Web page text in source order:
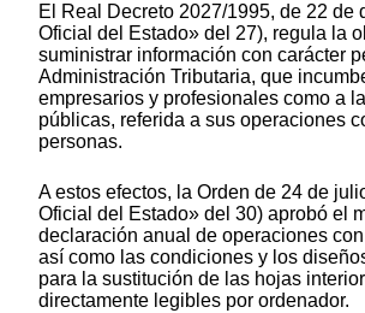
El Real Decreto 2027/1995, de 22 de
Oficial del Estado» del 27), regula la
suministrar información con carácter
Administración Tributaria, que
empresarios y profesionales como a
públicas, referida a sus operaciones
personas.
A estos efectos, la Orden de 24 de
Oficial del Estado» del 30) aprobó el
declaración anual de operaciones
así como las condiciones y los
para la sustitución de las hojas
directamente legibles por ordenador.